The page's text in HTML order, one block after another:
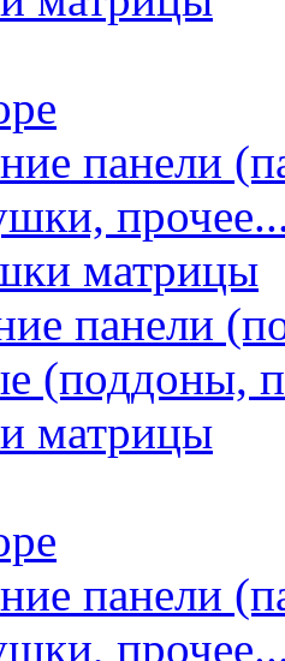
панели
матрицы
панели
(поддоны,
матрицы
панели